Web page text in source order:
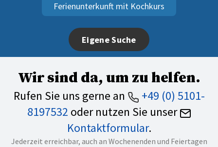
Ferienunterkunft mit Kochkurs
Eigene Suche
Wir sind da, um zu helfen.
Rufen Sie uns gerne an
+49 (0) 5101-
8197532 oder nutzen Sie unser
Kontaktformular.
Jederzeit erreichbar, auch an Wochenenden und Feiertagen